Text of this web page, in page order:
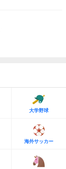
大学野球
海外サッカー